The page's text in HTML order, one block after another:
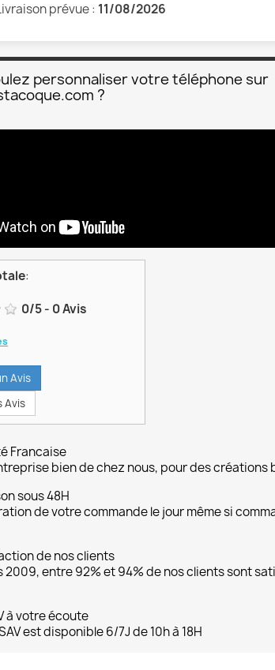
prévue : 11/08/2026
personnaliser votre téléphone sur
?
:
0/5- 0Avis
Avis
Avis
Francaise
bien de chez nous, pour des créations
sous 48H
de votre commande le jour même si
de nos clients
2009, entre 92% et 94% de nos clients sont
à votre écoute
est disponible 6/7J de 10h à 18H